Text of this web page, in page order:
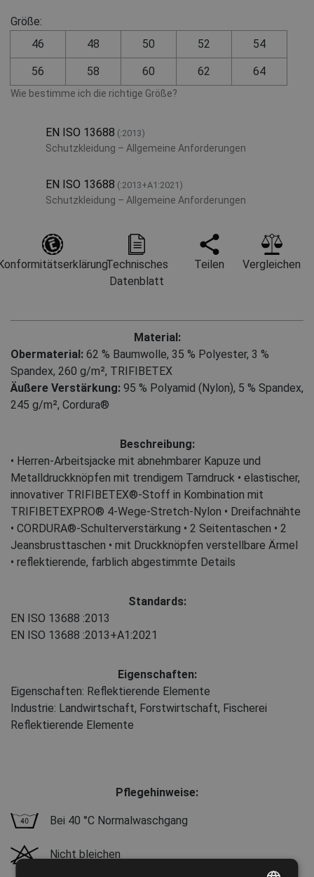
Größe:
46
48 50 52 54
56 58 60 62 64
Wie bestimme ich die richtige Größe?
EN ISO 13688 (:2013)
Schutzkleidung – Allgemeine Anforderungen
EN ISO 13688 (:2013+A1:2021)
Schutzkleidung – Allgemeine Anforderungen
Technisches
Datenblatt
Teilen Vergleichen
Material:
Obermaterial: 62 % Baumwolle, 35 % Polyester, 3 %
Spandex, 260 g/m², TRIFIBETEX
Äußere Verstärkung: 95 % Polyamid (Nylon), 5 % Spandex,
245 g/m², Cordura®
Beschreibung:
• Herren-Arbeitsjacke mit abnehmbarer Kapuze und
Metalldruckknöpfen mit trendigem Tarndruck • elastischer,
innovativer TRIFIBETEX®-Stoff in Kombination mit
TRIFIBETEXPRO® 4-Wege-Stretch-Nylon • Dreifachnähte
• CORDURA®-Schulterverstärkung • 2 Seitentaschen • 2
Jeansbrusttaschen • mit Druckknöpfen verstellbare Ärmel
• reflektierende, farblich abgestimmte Details
Standards:
EN ISO 13688 :2013
EN ISO 13688 :2013+A1:2021
Eigenschaften:
Eigenschaften: Reflektierende Elemente
Industrie: Landwirtschaft, Forstwirtschaft, Fischerei
Reflektierende Elemente
Pflegehinweise:
Bei 40 °C Normalwaschgang
Nicht bleichen